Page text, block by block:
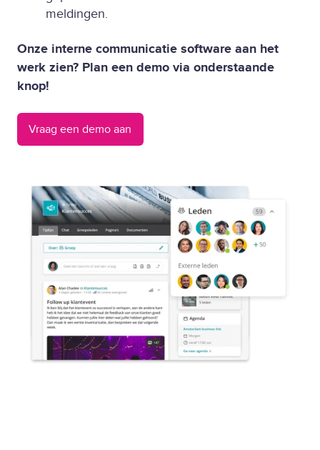
meldingen.
Onze interne communicatie software aan het
werk zien? Plan een demo via onderstaande
knop!
Vraag een demo aan